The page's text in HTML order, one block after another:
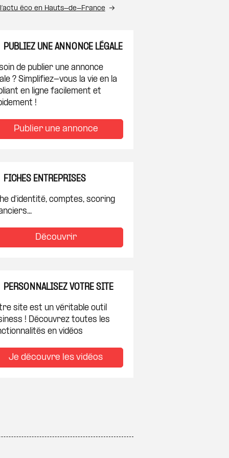
éco en Hauts-de-France
PUBLIEZ UNE ANNONCE LÉGALE
de publier une annonce
? Simplifiez-vous la vie en la
en ligne facilement et
!
Publier une annonce
FICHES ENTREPRISES
d'identité, comptes, scoring
Découvrir
PERSONNALISEZ VOTRE SITE
site est un véritable outil
! Découvrez toutes les
en vidéos
Je découvre les vidéos